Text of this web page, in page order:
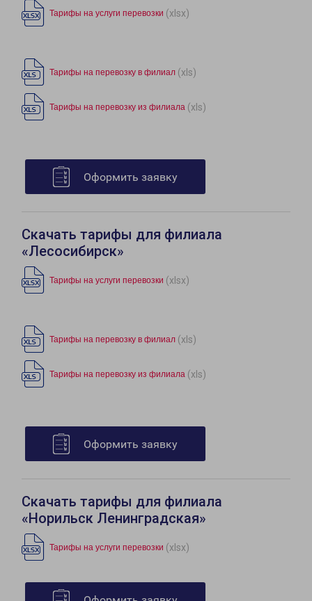
Тарифы на услуги перевозки (xlsx)
Тарифы на перевозку в филиал (xls)
Тарифы на перевозку из филиала (xls)
Оформить заявку
Скачать тарифы для филиала
«Лесосибирск»
Тарифы на услуги перевозки (xlsx)
Тарифы на перевозку в филиал (xls)
Тарифы на перевозку из филиала (xls)
Оформить заявку
Скачать тарифы для филиала
«Норильск Ленинградская»
Тарифы на услуги перевозки (xlsx)